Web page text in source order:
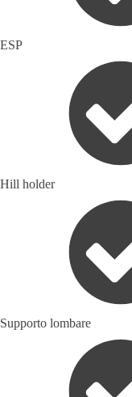
ESP
Hill holder
Supporto lombare